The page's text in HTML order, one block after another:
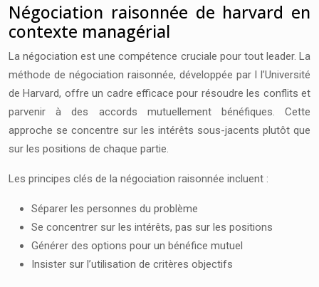
Négociation raisonnée de harvard en
contexte managérial
La négociation est une compétence cruciale pour tout leader. La
méthode de négociation raisonnée, développée par l l’Université
de Harvard, offre un cadre efficace pour résoudre les conflits et
parvenir à des accords mutuellement bénéfiques. Cette
approche se concentre sur les intérêts sous-jacents plutôt que
sur les positions de chaque partie.
Les principes clés de la négociation raisonnée incluent :
Séparer les personnes du problème
Se concentrer sur les intérêts, pas sur les positions
Générer des options pour un bénéfice mutuel
Insister sur l’utilisation de critères objectifs